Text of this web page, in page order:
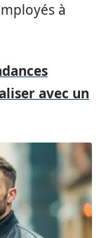
à
avec un